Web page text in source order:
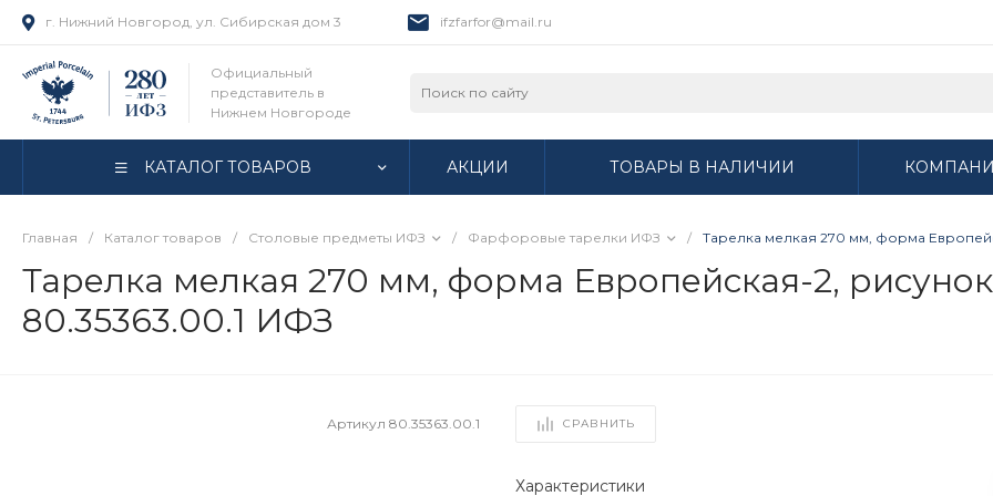
г. Нижний Новгород, ул. Сибирская дом 3 ifzfarfor@mail.ru
Официальный
представитель в
Нижнем Новгороде
КАТАЛОГ ТОВАРОВ АКЦИИ ТОВАРЫ В НАЛИЧИИ
Главная / Каталог товаров / Столовые предметы ИФЗ / Фарфоровые тарелки ИФЗ / Тарелка мелкая 270 мм, форма
Тарелка мелкая 270 мм, форма Европейская-2,
80.35363.00.1 ИФЗ
Артикул80.35363.00.1 СРАВНИТЬ
Характеристики